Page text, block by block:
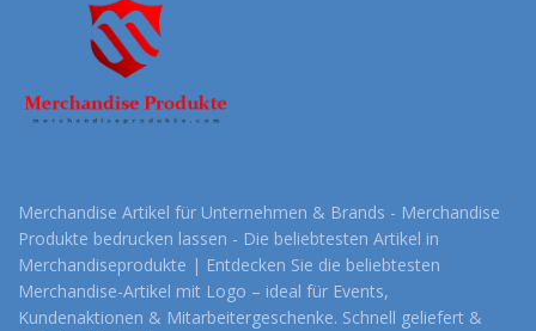
Merchandise Artikel für Unternehmen & Brands - Merchandise
Produkte bedrucken lassen - Die beliebtesten Artikel in
Merchandiseprodukte | Entdecken Sie die beliebtesten
Merchandise-Artikel mit Logo – ideal für Events,
Kundenaktionen & Mitarbeitergeschenke. Schnell geliefert &